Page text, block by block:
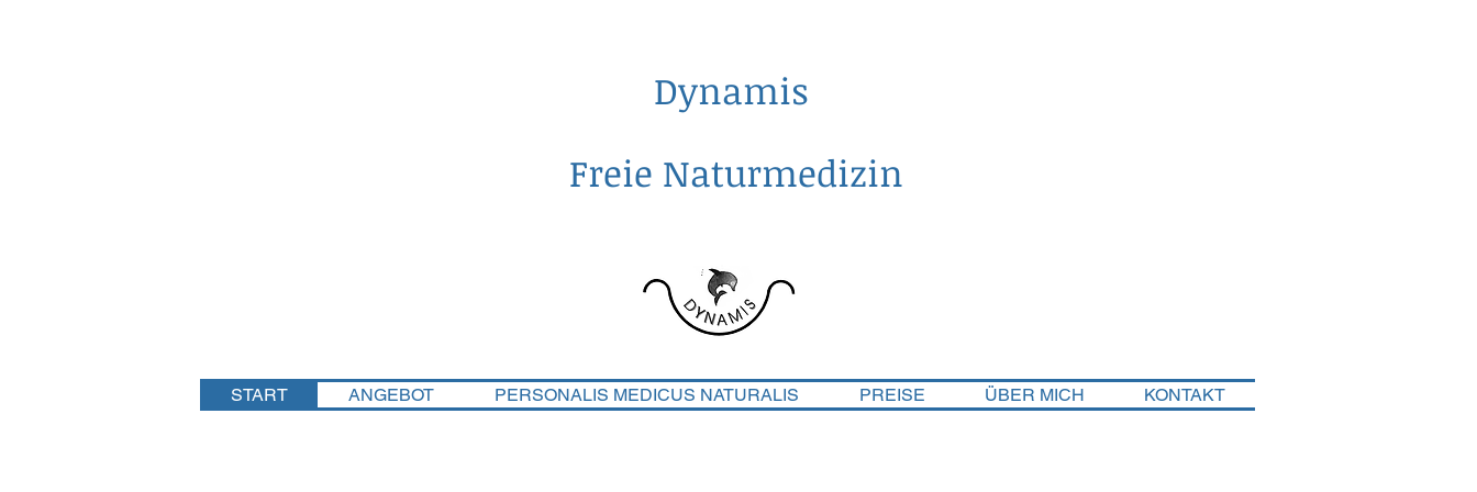
Dynamis
Freie Naturmedizin
START ANGEBOT PERSONALIS MEDICUS NATURALIS PREISE ÜBER MICH KONTAKT